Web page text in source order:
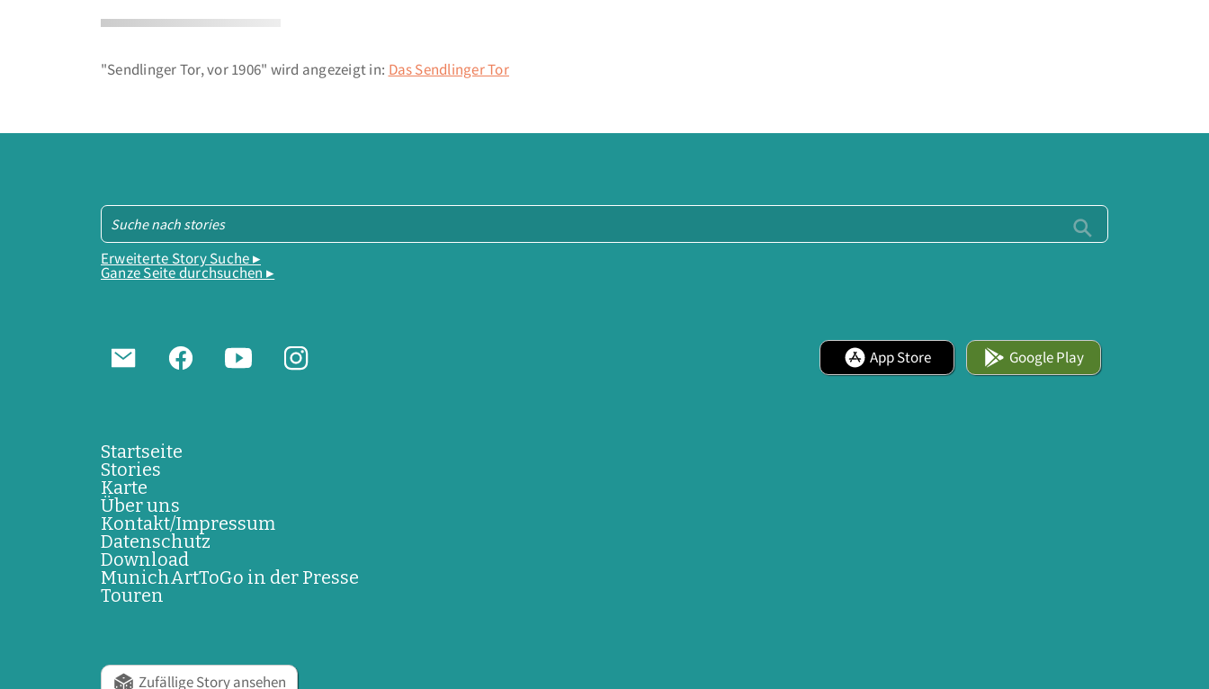
"Sendlinger Tor, vor 1906" wird angezeigt in: Das Sendlinger Tor
Erweiterte Story Suche ▸
Ganze Seite durchsuchen ▸
App Store Google Play
Startseite
Stories
Karte
Über uns
Kontakt/Impressum
Datenschutz
Download
MunichArtToGo in der Presse
Touren
Zufällige Story ansehen